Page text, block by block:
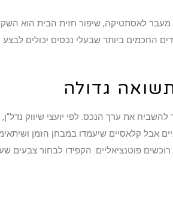
לאסתטיקה, שיפור חזית הבית הוא
החכמים ביותר שבעלי נכסים יכולים
גדולה
קלאסיים שיעמדו במבחן הזמן
פוטנציאליים. הקפידו לבחור צבעים